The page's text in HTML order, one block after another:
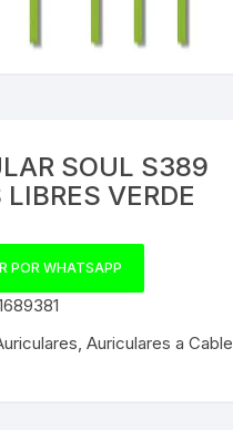
SOUL S389
VERDE
POR WHATSAPP
,Auriculares a Cable